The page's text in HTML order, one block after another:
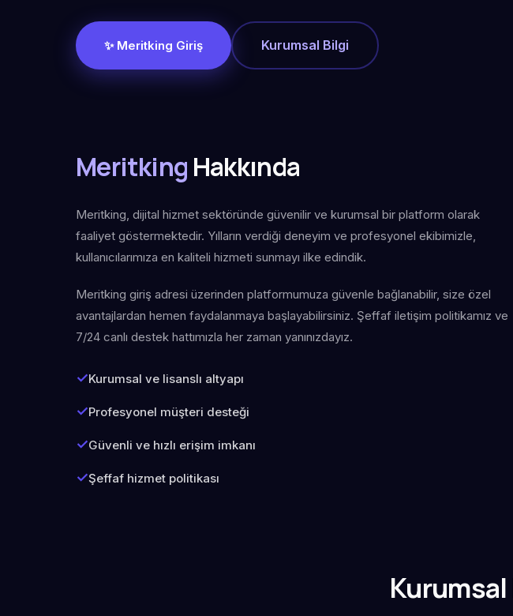
✨ Meritking Giriş Kurumsal Bilgi
Meritking Hakkında
Meritking, dijital hizmet sektöründe güvenilir ve kurumsal bir platform olarak
faaliyet göstermektedir. Yılların verdiği deneyim ve profesyonel ekibimizle,
kullanıcılarımıza en kaliteli hizmeti sunmayı ilke edindik.
Meritking giriş adresi üzerinden platformumuza güvenle bağlanabilir, size özel
avantajlardan hemen faydalanmaya başlayabilirsiniz. Şeffaf iletişim politikamız ve
7/24 canlı destek hattımızla her zaman yanınızdayız.
Kurumsal ve lisanslı altyapı
Profesyonel müşteri desteği
Güvenli ve hızlı erişim imkanı
Şeffaf hizmet politikası
Kurumsal